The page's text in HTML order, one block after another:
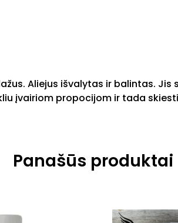
Aliejus išvalytas ir balintas.
įvairiom propocijom ir tada
Panašūs produktai